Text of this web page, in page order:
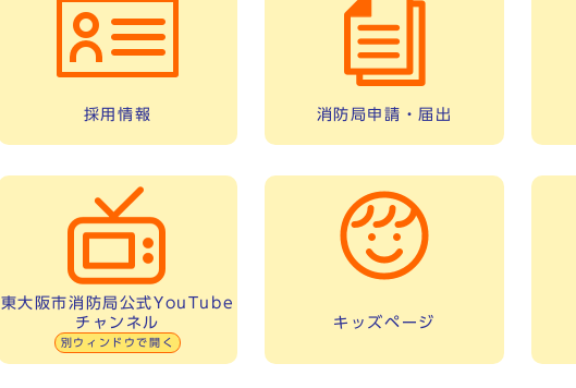
採用情報 消防局申請・届出
東大阪市消防局公式YouTube
チャンネル
別ウィンドウで開く
キッズページ